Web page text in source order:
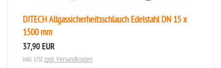
DITECH Allgassicherheitsschlauch Edelstahl DN 15 x
1500 mm
37,90 EUR
inkl. UStzzgl. Versandkosten